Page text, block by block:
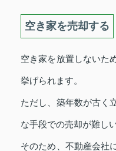
空き家を売却する
空き家を放置しないた
挙げられます。
ただし、築年数が古く
な手段での売却が難し
そのため、不動産会社